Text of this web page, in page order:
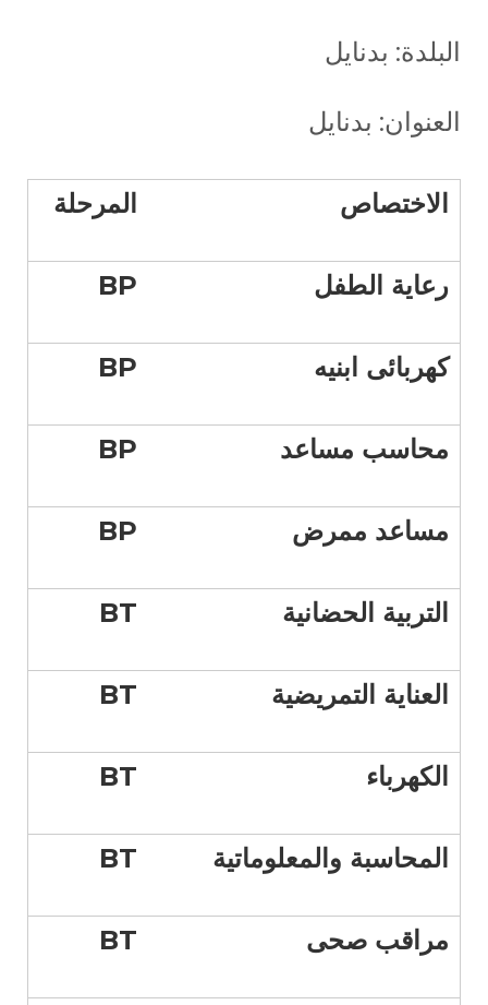
البلدة: بدنايل
العنوان: بدنايل
المرحلة الاختصاص
BP رعاية الطفل
BP كهربائى ابنيه
BP محاسب مساعد
BP مساعد ممرض
BT التربية الحضانية
BT العناية التمريضية
BT الكهرباء
BT المحاسبة والمعلوماتية
BT مراقب صحى